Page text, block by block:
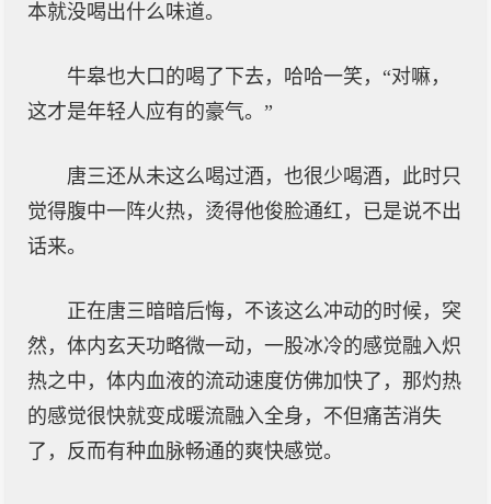
本就没喝出什么味道。
牛皋也大口的喝了下去，哈哈一笑，“对嘛，
这才是年轻人应有的豪气。”
唐三还从未这么喝过酒，也很少喝酒，此时只
觉得腹中一阵火热，烫得他俊脸通红，已是说不出
话来。
正在唐三暗暗后悔，不该这么冲动的时候，突
然，体内玄天功略微一动，一股冰冷的感觉融入炽
热之中，体内血液的流动速度仿佛加快了，那灼热
的感觉很快就变成暖流融入全身，不但痛苦消失
了，反而有种血脉畅通的爽快感觉。